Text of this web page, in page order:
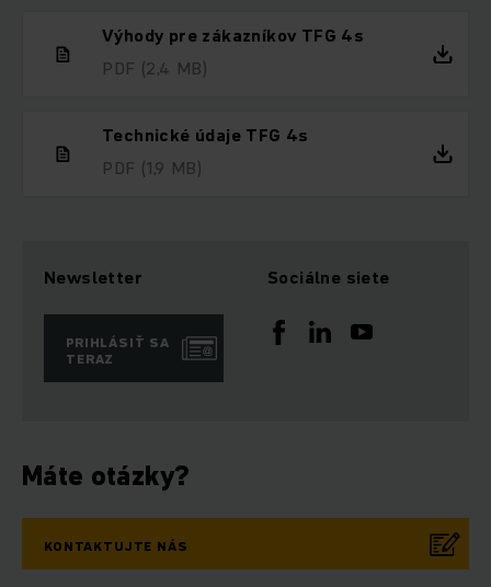
Výhody pre zákazníkov TFG 4s
PDF (2,4 MB)
Technické údaje TFG 4s
PDF (1,9 MB)
Newsletter
PRIHLÁSIŤ SA
TERAZ
Sociálne siete
Máte otázky?
KONTAKTUJTE NÁS